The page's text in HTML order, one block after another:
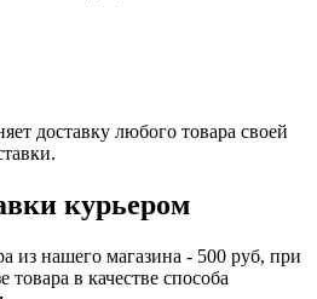
доставку любого товара своей
курьером
из нашего магазина - 500 руб, при
в качестве способа